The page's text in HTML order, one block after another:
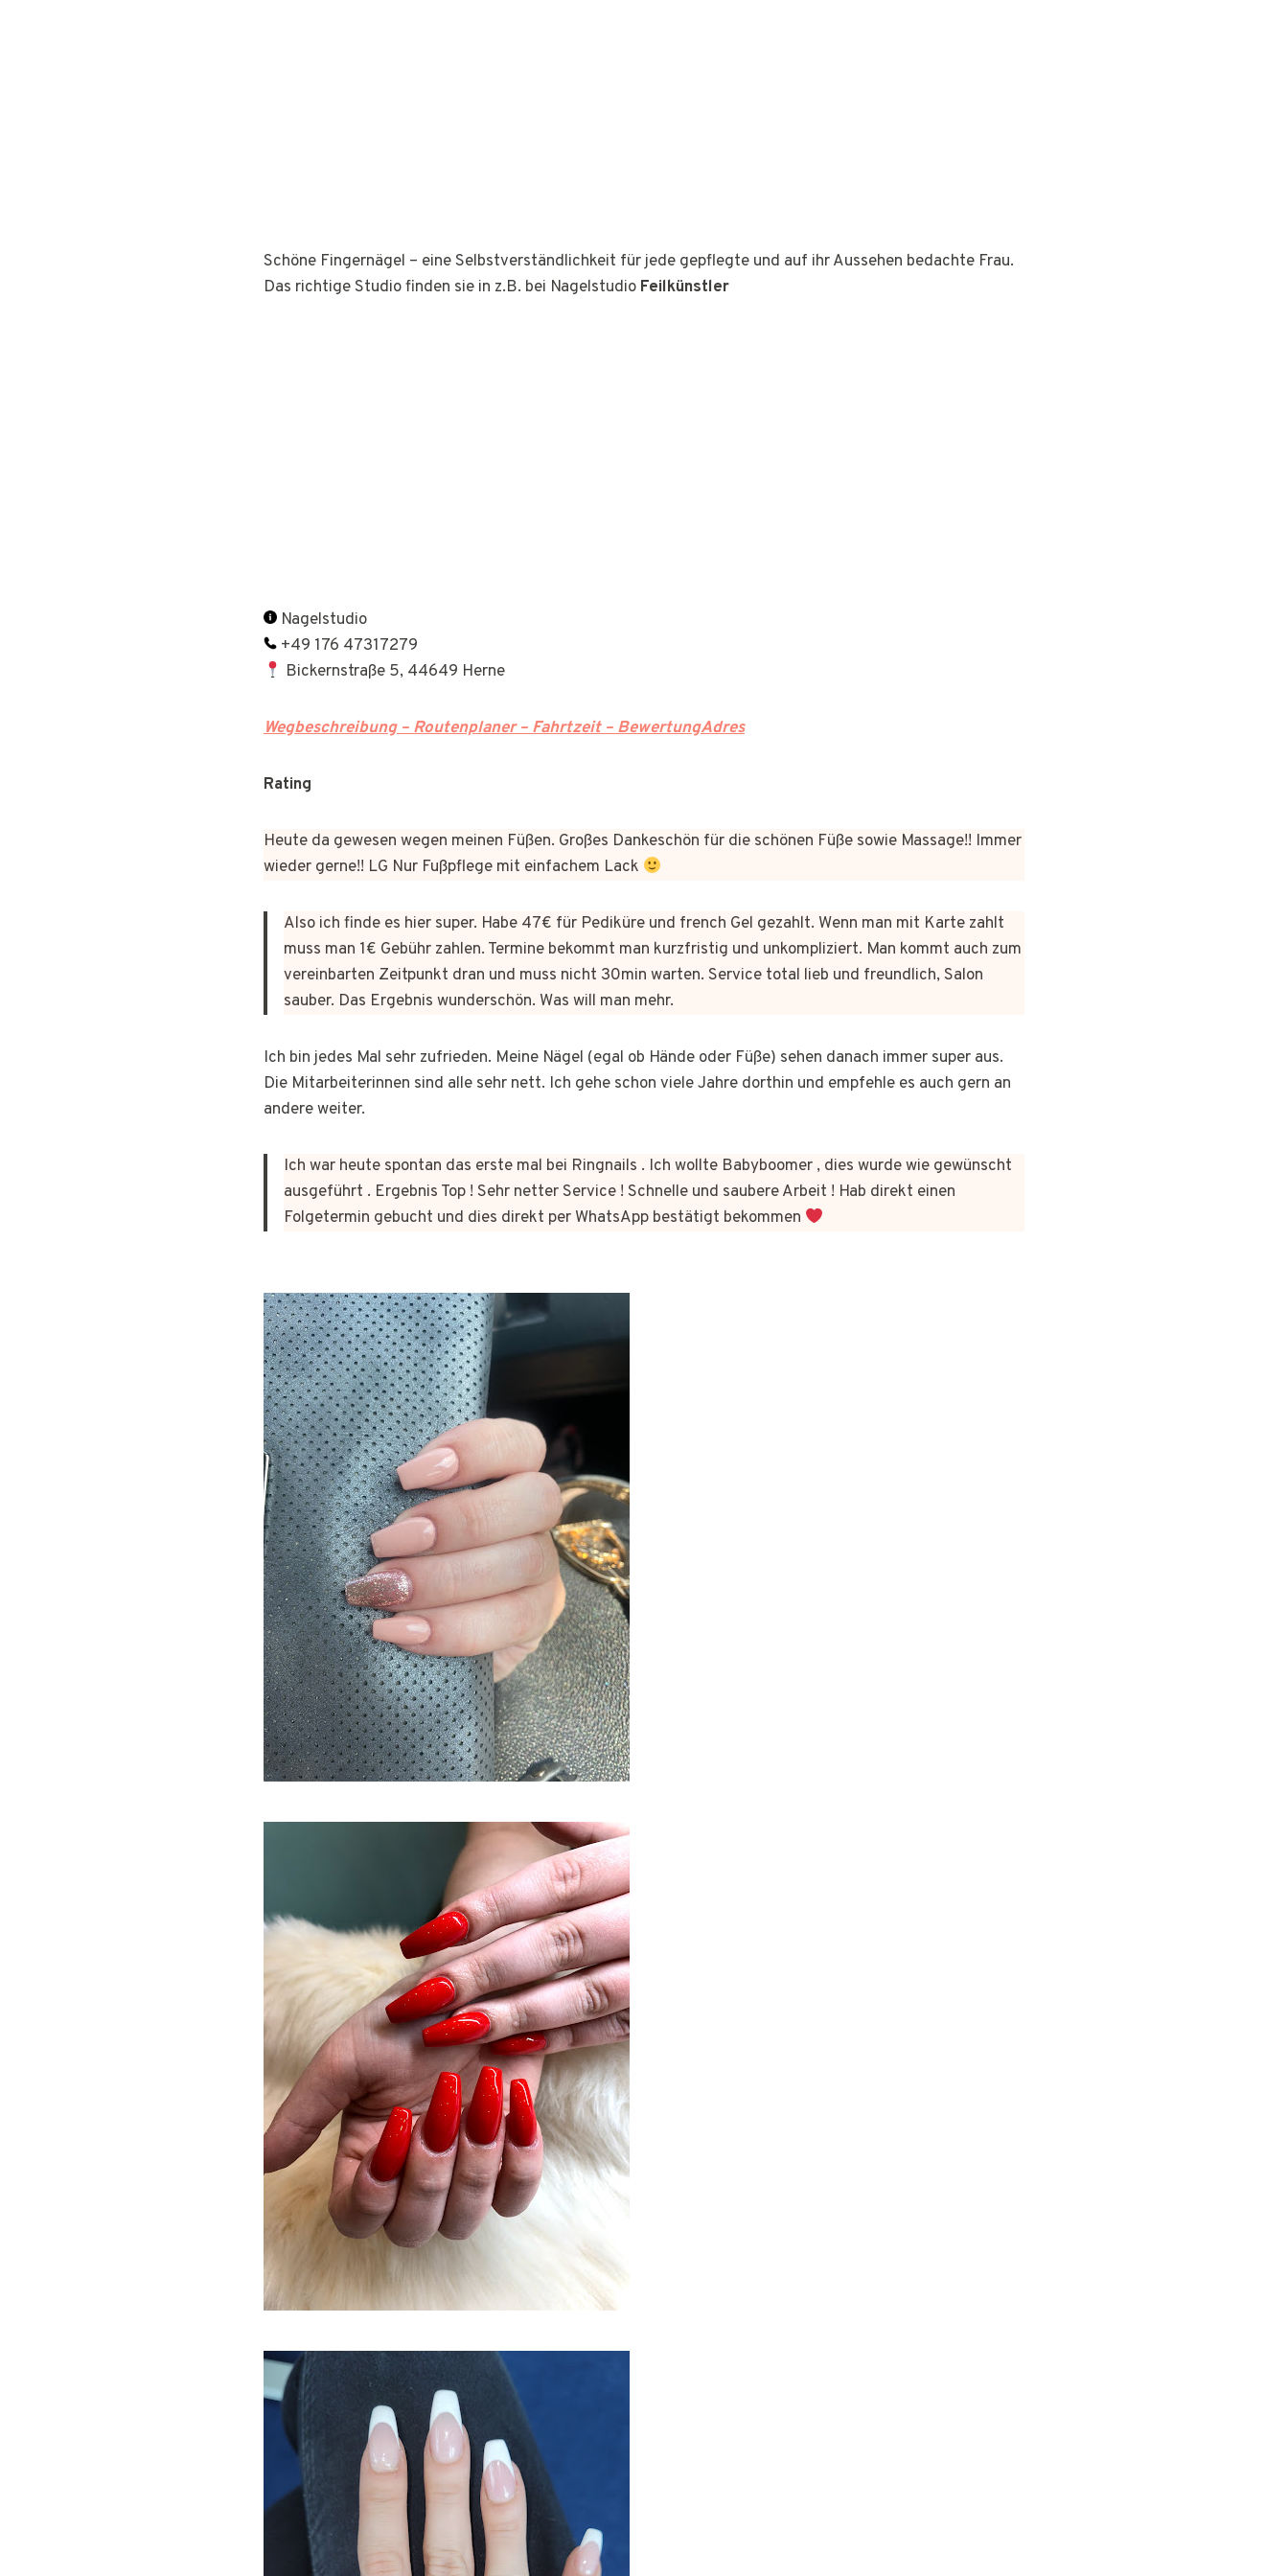
Schöne Fingernägel – eine Selbstverständlichkeit für jede gepflegte und auf ihr Aussehen bedachte Frau.
Das richtige Studio finden sie in z.B. bei Nagelstudio Feilkünstler
Nagelstudio
+49 176 47317279
Bickernstraße 5, 44649 Herne
Wegbeschreibung – Routenplaner – Fahrtzeit – BewertungAdres
Rating
Heute da gewesen wegen meinen Füßen. Großes Dankeschön für die schönen Füße sowie Massage!! Immer
wieder gerne!! LG Nur Fußpflege mit einfachem Lack
Also ich finde es hier super. Habe 47€ für Pediküre und french Gel gezahlt. Wenn man mit Karte zahlt
muss man 1€ Gebühr zahlen. Termine bekommt man kurzfristig und unkompliziert. Man kommt auch zum
vereinbarten Zeitpunkt dran und muss nicht 30min warten. Service total lieb und freundlich, Salon
sauber. Das Ergebnis wunderschön. Was will man mehr.
Ich bin jedes Mal sehr zufrieden. Meine Nägel (egal ob Hände oder Füße) sehen danach immer super aus.
Die Mitarbeiterinnen sind alle sehr nett. Ich gehe schon viele Jahre dorthin und empfehle es auch gern an
andere weiter.
Ich war heute spontan das erste mal bei Ringnails . Ich wollte Babyboomer , dies wurde wie gewünscht
ausgeführt . Ergebnis Top ! Sehr netter Service ! Schnelle und saubere Arbeit ! Hab direkt einen
Folgetermin gebucht und dies direkt per WhatsApp bestätigt bekommen